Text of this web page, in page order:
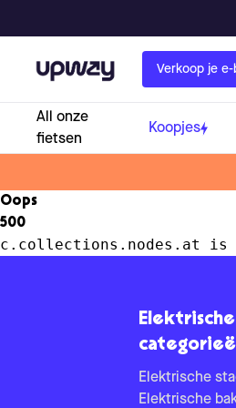
Upway Verkoop je e-
All onze
fietsen
Koopjes
Oops
500
c.collections.nodes.at is
Elektrische
Elektrische